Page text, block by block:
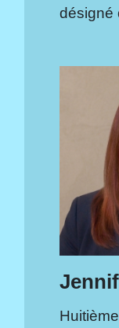
désigné